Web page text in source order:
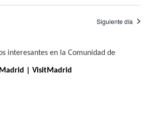
Siguiente día
interesantes en la Comunidad de
| VisitMadrid